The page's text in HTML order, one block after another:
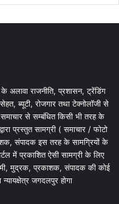
अलावा राजनीति, प्रशासन, ट्रेंडिंग
ब्यूटी, रोजगार तथा टेक्नोलॉजी से
से सम्बंधित किसी भी तरह के
प्रस्तुत सामग्री ( समाचार / फोटो
संपादक इस तरह के सामग्रियों के
में प्रकाशित ऐसी सामग्री के लिए
मुद्रक, प्रकाशक, संपादक की कोई
न्यायक्षेत्र जगदलपुर होगा